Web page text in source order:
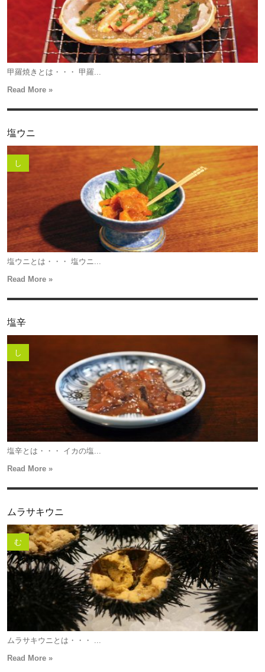
甲羅焼きとは・・・ 甲羅...
Read More »
塩ウニ
し
塩ウニとは・・・ 塩ウニ...
Read More »
塩辛
し
塩辛とは・・・ イカの塩...
Read More »
ムラサキウニ
む
ムラサキウニとは・・・ ...
Read More »